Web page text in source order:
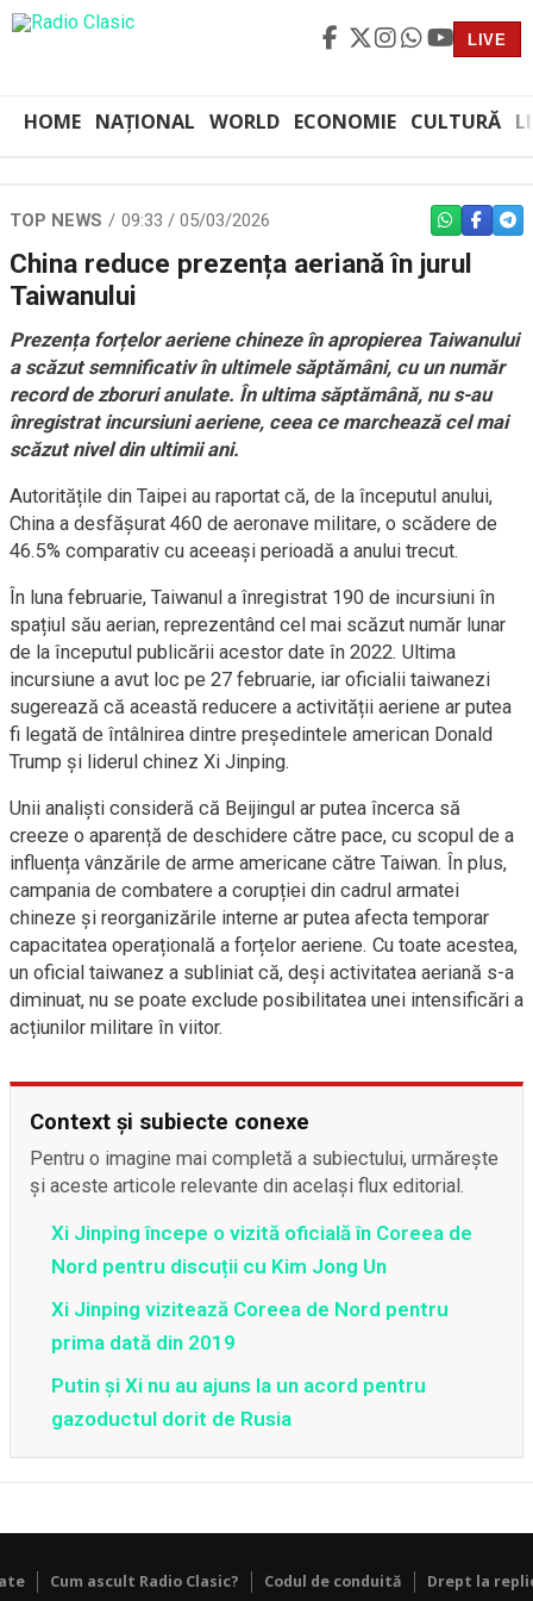
LIVE
HOME NAȚIONAL WORLD ECONOMIE CULTURĂ
TOP NEWS 09:33 / 05/03/2026 WHATSAPP
China reduce prezența aeriană în jurul
Taiwanului
Prezența forțelor aeriene chineze în apropierea Taiwanului
a scăzut semnificativ în ultimele săptămâni, cu un număr
record de zboruri anulate. În ultima săptămână, nu s-au
înregistrat incursiuni aeriene, ceea ce marchează cel mai
scăzut nivel din ultimii ani.
Autoritățile din Taipei au raportat că, de la începutul anului,
China a desfășurat 460 de aeronave militare, o scădere de
46.5% comparativ cu aceeași perioadă a anului trecut.
În luna februarie, Taiwanul a înregistrat 190 de incursiuni în
spațiul său aerian, reprezentând cel mai scăzut număr lunar
de la începutul publicării acestor date în 2022. Ultima
incursiune a avut loc pe 27 februarie, iar oficialii taiwanezi
sugerează că această reducere a activității aeriene ar putea
fi legată de întâlnirea dintre președintele american Donald
Trump și liderul chinez Xi Jinping.
Unii analiști consideră că Beijingul ar putea încerca să
creeze o aparență de deschidere către pace, cu scopul de a
influența vânzările de arme americane către Taiwan. În plus,
campania de combatere a corupției din cadrul armatei
chineze și reorganizările interne ar putea afecta temporar
capacitatea operațională a forțelor aeriene. Cu toate acestea,
un oficial taiwanez a subliniat că, deși activitatea aeriană s-a
diminuat, nu se poate exclude posibilitatea unei intensificări a
acțiunilor militare în viitor.
Context și subiecte conexe
Pentru o imagine mai completă a subiectului, urmărește
și aceste articole relevante din același flux editorial.
Xi Jinping începe o vizită oficială în Coreea de
Nord pentru discuții cu Kim Jong Un
Xi Jinping vizitează Coreea de Nord pentru
prima dată din 2019
Putin și Xi nu au ajuns la un acord pentru
gazoductul dorit de Rusia
Cum ascult Radio Clasic? Codul de conduită Drept la